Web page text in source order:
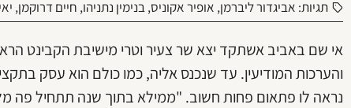
תגיות: אביגדור ליברמן, אופיר אקוניס,בנימין נתניהו, חיים דרוקמן,
אי שם באביב אשתקד יצא שר צעיר וטרי מישיבת הקבינט
והערכות המודיעין. עד שנכנס אליה, כמו כולם הוא עסק
נראה לו פתאום פחות חשוב. "ממילא בתוך שנה תתחיל